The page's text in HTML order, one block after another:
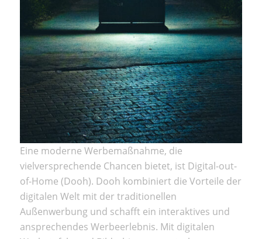
Eine moderne Werbemaßnahme, die
vielversprechende Chancen bietet, ist Digital-out-
of-Home (Dooh). Dooh kombiniert die Vorteile der
digitalen Welt mit der traditionellen
Außenwerbung und schafft ein interaktives und
ansprechendes Werbeerlebnis. Mit digitalen